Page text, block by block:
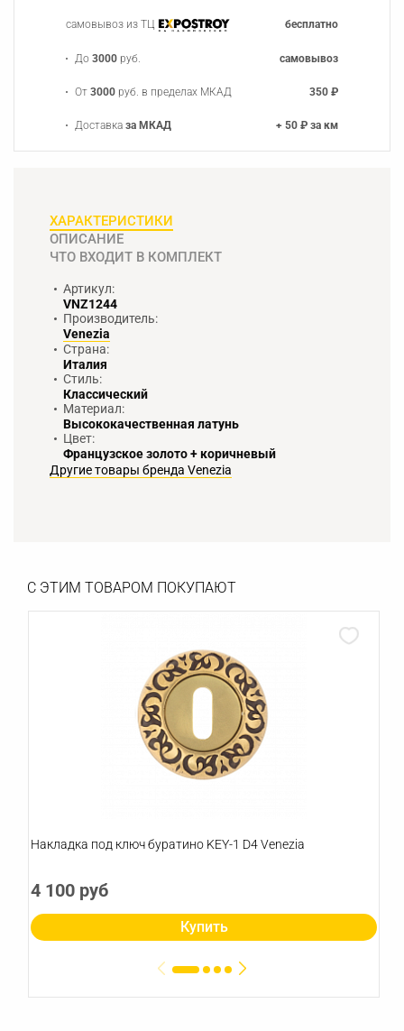
самовывоз из ТЦ бесплатно
До3000 руб. самовывоз
От3000 руб. в пределах МКАД 350 ₽
Доставказа МКАД + 50 ₽ за км
ХАРАКТЕРИСТИКИ
ОПИСАНИЕ
ЧТО ВХОДИТ В КОМПЛЕКТ
Артикул:
VNZ1244
Производитель:
Venezia
Страна:
Италия
Стиль:
Классический
Материал:
Высококачественная латунь
Цвет:
Французское золото + коричневый
Другие товары бренда Venezia
С ЭТИМ ТОВАРОМ ПОКУПАЮТ
Накладка под ключ буратино KEY-1 D4 Venezia
4 100 руб
Купить